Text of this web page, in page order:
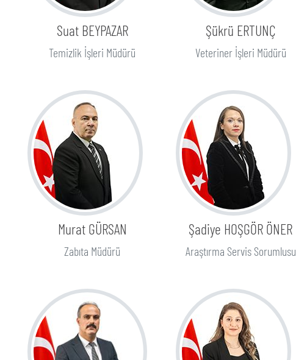
Suat BEYPAZAR
Temizlik İşleri Müdürü
Şükrü ERTUNÇ
Veteriner İşleri Müdürü
Murat GÜRSAN
Zabıta Müdürü
Şadiye HOŞGÖR ÖNER
Araştırma Servis Sorumlusu